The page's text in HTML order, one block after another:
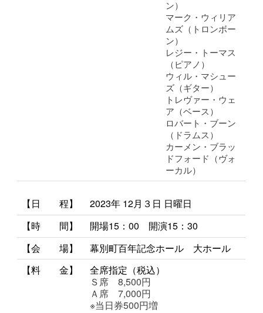
ン）
マーク・ウィリア
ムズ（トロンボー
ン）
レジー・トーマス
（ピアノ）
ウィル・マシュー
ズ（ギター）
トレヴァー・ウェ
ア（ベース）
ロバート・ブーン
（ドラムス）
カーメン・ブラッ
ドフォード（ヴォ
ーカル）
【日 程】 2023年 12月３ 日 日曜日
【時 間】
開場15：00 開演15：30
【会 場】
幕別町百年記念ホール 大ホール
【料 金】
全席指定（税込）
Ｓ席 8,500円
Ａ席 7,000円
※当日券500円増